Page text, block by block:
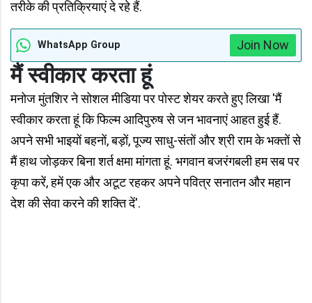
तरीके की प्रतिक्रियाएं दे रहे हैं.
WhatsApp Group Join Now
मैं स्वीकार करता हूं
मनोज मुंतशिर ने सोशल मीडिया पर पोस्ट शेयर करते हुए लिखा 'मैं
स्वीकार करता हूं कि फिल्म आदिपुरुष से जन भावनाएं आहत हुई हैं.
अपने सभी भाइयों बहनों, बड़ों, पूज्य साधु-संतों और श्री राम के भक्तों से
मैं हाथ जोड़कर बिना शर्त क्षमा मांगता हूं. भगवान बजरंगबली हम सब पर
कृपा करें, हमें एक और अटूट रहकर अपने पवित्र सनातन और महान
देश की सेवा करने की शक्ति दें'.